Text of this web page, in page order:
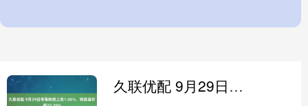
久联优配 9月29日保隆转债上涨1.06%，转股溢价率22.26%